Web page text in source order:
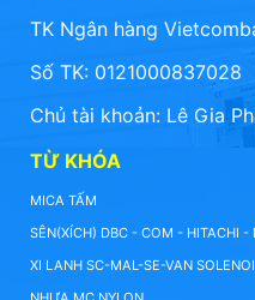
TK Ngân hàng
Số TK: 0121000837028
Chủ tài khoản: Lê Gia
TỪ KHÓA
MICA TẤM
SÊN(XÍCH) DBC - COM - HITACHI -
XI LANH SC-MAL-SE-VAN